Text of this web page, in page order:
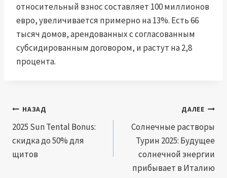
относительный взнос составляет 100 миллионов
евро, увеличивается примерно на 13%. Есть 66
тысяч домов, арендованных с согласованным
субсидированным договором, и растут на 2,8
процента.
Навигация
по
записям
НАЗАД
2025 Sun Tental Bonus:
скидка до 50% для
щитов
ДАЛЕЕ
Солнечные растворы
Турин 2025: Будущее
солнечной энергии
прибывает в Италию